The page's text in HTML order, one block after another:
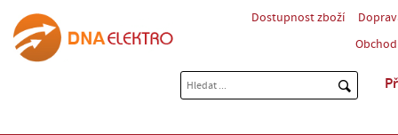
Dostupnost zboží